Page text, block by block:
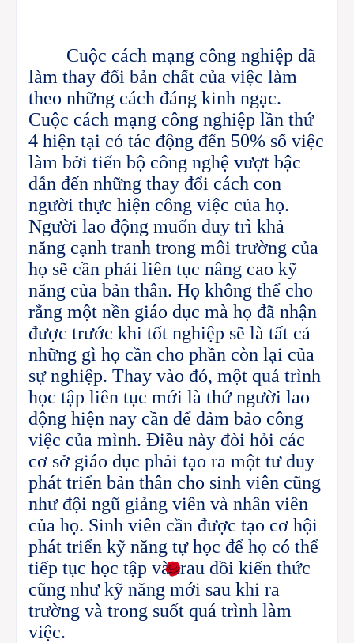
Cuộc cách mạng công nghiệp đã
làm thay đổi bản chất của việc làm
theo những cách đáng kinh ngạc.
Cuộc cách mạng công nghiệp lần thứ
4 hiện tại có tác động đến 50% số việc
làm bởi tiến bộ công nghệ vượt bậc
dẫn đến những thay đổi cách con
người thực hiện công việc của họ.
Người lao động muốn duy trì khả
năng cạnh tranh trong môi trường của
họ sẽ cần phải liên tục nâng cao kỹ
năng của bản thân. Họ không thể cho
rằng một nền giáo dục mà họ đã nhận
được trước khi tốt nghiệp sẽ là tất cả
những gì họ cần cho phần còn lại của
sự nghiệp. Thay vào đó, một quá trình
học tập liên tục mới là thứ người lao
động hiện nay cần để đảm bảo công
việc của mình. Điều này đòi hỏi các
cơ sở giáo dục phải tạo ra một tư duy
phát triển bản thân cho sinh viên cũng
như đội ngũ giảng viên và nhân viên
của họ. Sinh viên cần được tạo cơ hội
phát triển kỹ năng tự học để họ có thể
tiếp tục học tập và trau dồi kiến thức
cũng như kỹ năng mới sau khi ra
trường và trong suốt quá trình làm
việc.